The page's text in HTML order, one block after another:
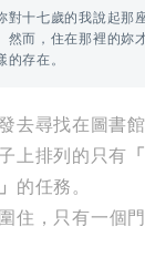
對十七歲的我說起那
然而，住在那裡的妳
存在。
去尋找在圖書
上排列的只有
的任務。
住，只有一個